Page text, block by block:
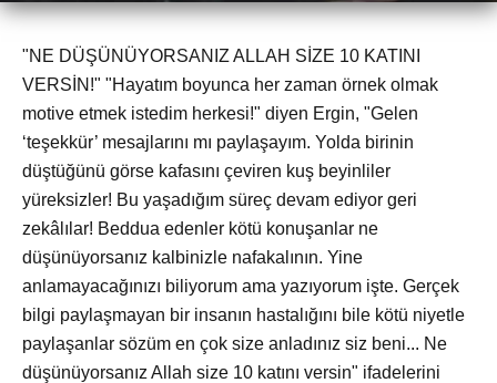
"NE DÜŞÜNÜYORSANIZ ALLAH SİZE 10 KATINI
VERSİN!" "Hayatım boyunca her zaman örnek olmak
motive etmek istedim herkesi!" diyen Ergin, "Gelen
‘teşekkür’ mesajlarını mı paylaşayım. Yolda birinin
düştüğünü görse kafasını çeviren kuş beyinliler
yüreksizler! Bu yaşadığım süreç devam ediyor geri
zekâlılar! Beddua edenler kötü konuşanlar ne
düşünüyorsanız kalbinizle nafakalının. Yine
anlamayacağınızı biliyorum ama yazıyorum işte. Gerçek
bilgi paylaşmayan bir insanın hastalığını bile kötü niyetle
paylaşanlar sözüm en çok size anladınız siz beni... Ne
düşünüyorsanız Allah size 10 katını versin" ifadelerini